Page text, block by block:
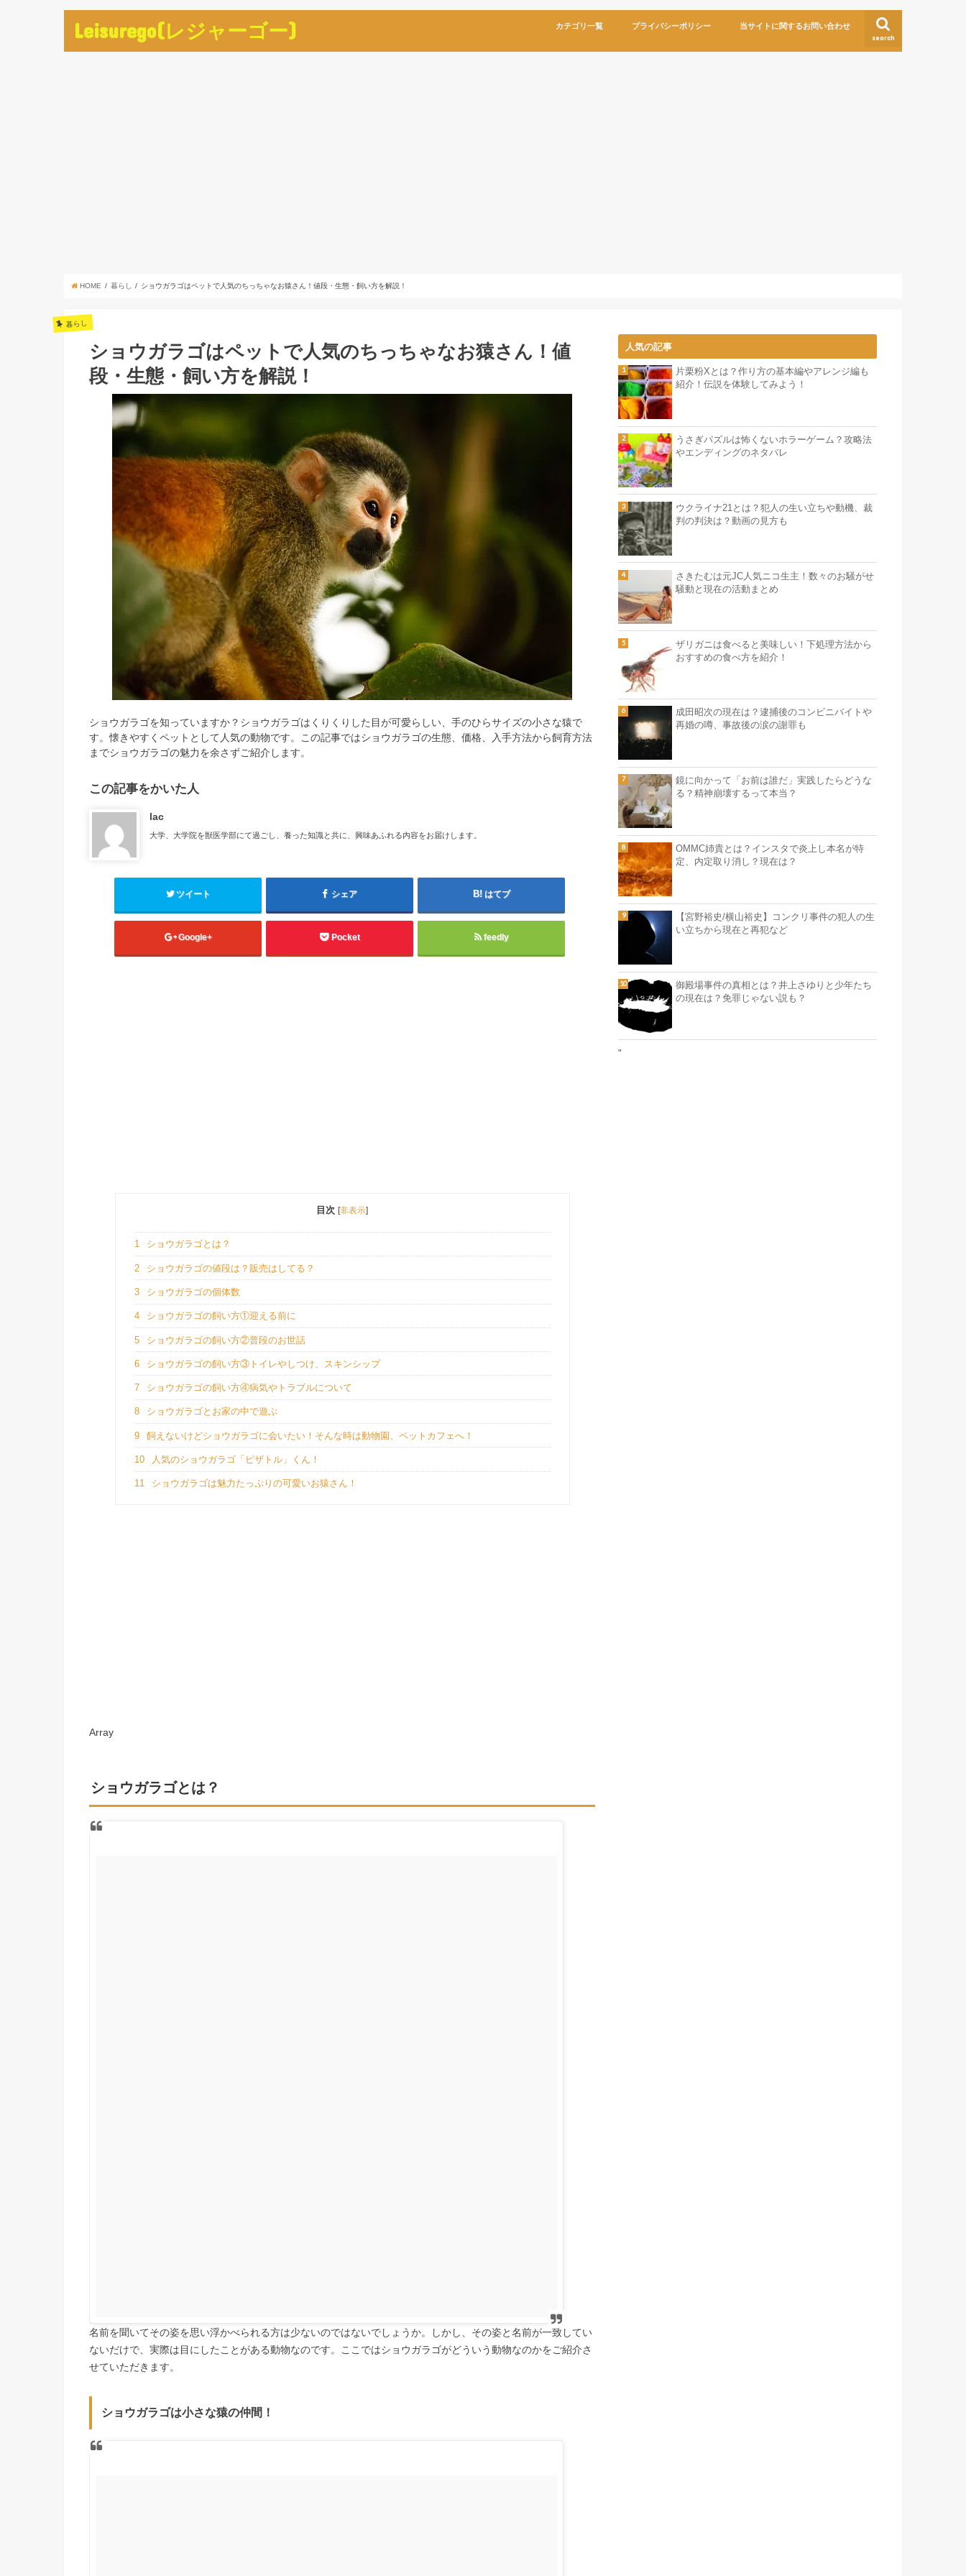
Leisurego(レジャーゴー) search
カテゴリ一覧 プライバシーポリシー 当サイトに関するお問い合わせ
HOME 暮らし ショウガラゴはペットで人気のちっちゃなお猿さん！値段・生態・飼い方を解説！
暮らし
ショウガラゴはペットで人気のちっちゃなお猿さん！値
段・生態・飼い方を解説！
ショウガラゴを知っていますか？ショウガラゴはくりくりした目が可愛らしい、手のひらサイズの小さな猿で
す。懐きやすくペットとして人気の動物です。この記事ではショウガラゴの生態、価格、入手方法から飼育方法
までショウガラゴの魅力を余さずご紹介します。
この記事をかいた人
lac
大学、大学院を獣医学部にて過ごし、養った知識と共に、興味あふれる内容をお届けします。
ツイート シェア はてブ
Google+ Pocket feedly
目次 [非表示]
1 ショウガラゴとは？
2 ショウガラゴの値段は？販売はしてる？
3 ショウガラゴの個体数
4 ショウガラゴの飼い方①迎える前に
5 ショウガラゴの飼い方②普段のお世話
6 ショウガラゴの飼い方③トイレやしつけ、スキンシップ
7 ショウガラゴの飼い方④病気やトラブルについて
8 ショウガラゴとお家の中で遊ぶ
9 飼えないけどショウガラゴに会いたい！そんな時は動物園、ペットカフェへ！
10 人気のショウガラゴ「ピザトル」くん！
11 ショウガラゴは魅力たっぷりの可愛いお猿さん！
Array
ショウガラゴとは？
名前を聞いてその姿を思い浮かべられる方は少ないのではないでしょうか。しかし、その姿と名前が一致してい
ないだけで、実際は目にしたことがある動物なのです。ここではショウガラゴがどういう動物なのかをご紹介さ
せていただきます。
ショウガラゴは小さな猿の仲間！
人気の記事
片栗粉Xとは？作り方の基本編やアレンジ編も
紹介！伝説を体験してみよう！
うさぎパズルは怖くないホラーゲーム？攻略法
やエンディングのネタバレ
ウクライナ21とは？犯人の生い立ちや動機、裁
判の判決は？動画の見方も
さきたむは元JC人気ニコ生主！数々のお騒がせ
騒動と現在の活動まとめ
ザリガニは食べると美味しい！下処理方法から
おすすめの食べ方を紹介！
成田昭次の現在は？逮捕後のコンビニバイトや
再婚の噂、事故後の涙の謝罪も
鏡に向かって「お前は誰だ」実践したらどうな
る？精神崩壊するって本当？
OMMC姉貴とは？インスタで炎上し本名が特
定、内定取り消し？現在は？
【宮野裕史/横山裕史】コンクリ事件の犯人の生
い立ちから現在と再犯など
御殿場事件の真相とは？井上さゆりと少年たち
の現在は？免罪じゃない説も？
"